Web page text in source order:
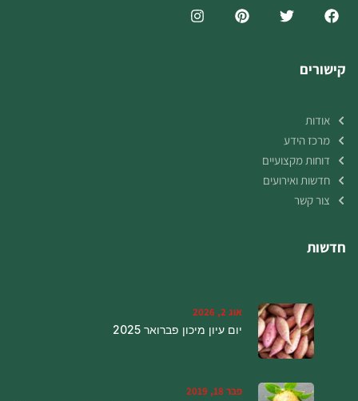
קישורים
אודות
מרכז הידע
דוחות מקצועיים
חדשות ואירועים
צור קשר
חדשות
אוג 2, 2026
יום עיון מיכון פברואר 2025
פבר 18, 2019